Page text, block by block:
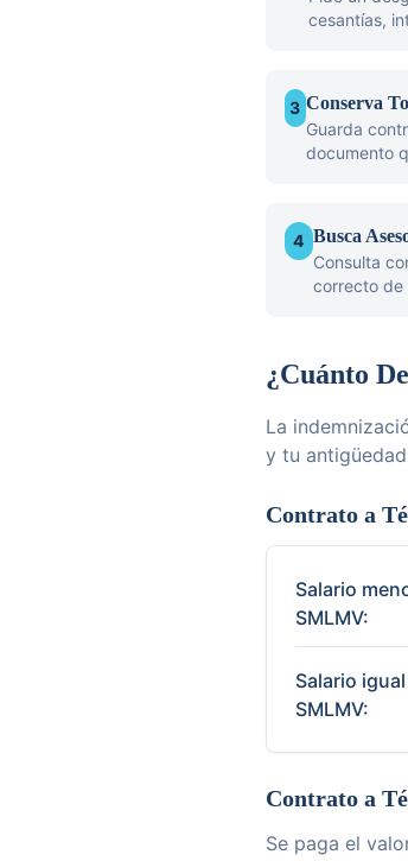
cesantías,
3 Conserva
Guarda
documento
4 Busca
Consulta
correcto de
¿Cuánto
La
y tu
Contrato a
Salario
SMLMV:
Salario
SMLMV:
Contrato a
Se paga el